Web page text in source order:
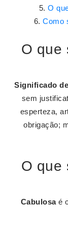
O
Como
O que
Significado de
sem
esperteza,
obrigação;
O que
Cabulosaé